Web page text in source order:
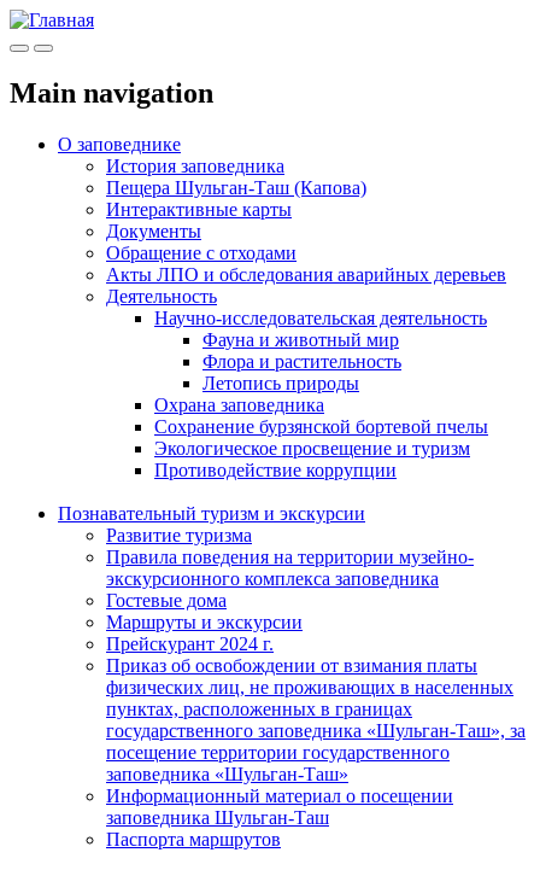
МенюИнфо
Main navigation
О заповеднике
История заповедника
Пещера Шульган-Таш (Капова)
Интерактивные карты
Документы
Обращение с отходами
Акты ЛПО и обследования аварийных деревьев
Деятельность
Научно-исследовательская деятельность
Фауна и животный мир
Флора и растительность
Летопись природы
Охрана заповедника
Сохранение бурзянской бортевой пчелы
Экологическое просвещение и туризм
Противодействие коррупции
Познавательный туризм и экскурсии
Развитие туризма
Правила поведения на территории музейно-
экскурсионного комплекса заповедника
Гостевые дома
Маршруты и экскурсии
Прейскурант 2024 г.
Приказ об освобождении от взимания платы
физических лиц, не проживающих в населенных
пунктах, расположенных в границах
государственного заповедника «Шульган-Таш», за
посещение территории государственного
заповедника «Шульган-Таш»
Информационный материал о посещении
заповедника Шульган-Таш
Паспорта маршрутов